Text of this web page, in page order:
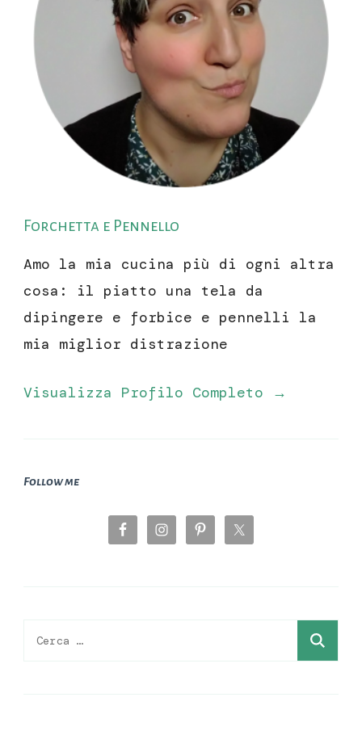
Forchetta e Pennello
Amo la mia cucina più di ogni altra
cosa: il piatto una tela da
dipingere e forbice e pennelli la
mia miglior distrazione
Visualizza Profilo Completo →
Follow me
Ricerca